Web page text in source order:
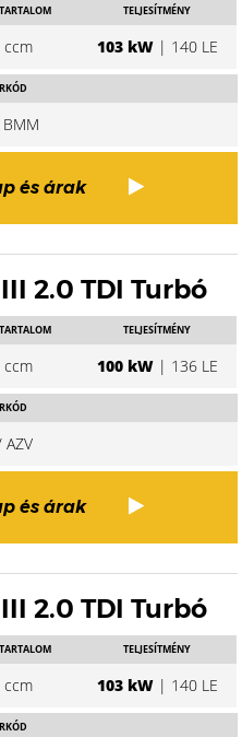
ccm
TELJESÍTMÉNY
103 kW| 140 LE
és árak
2.0 TDI Turbó
ccm
TELJESÍTMÉNY
100 kW| 136 LE
AZV
és árak
2.0 TDI Turbó
ccm
TELJESÍTMÉNY
103 kW| 140 LE